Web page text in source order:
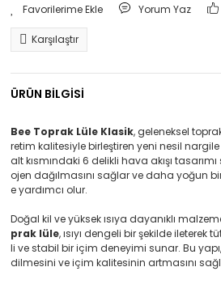
Yorum Yaz
Karşılaştır
ÜRÜN BİLGİSİ
Bee Toprak Lüle Klasik, geleneksel
retim kalitesiyle birleştiren yeni nesil
alt kısmındaki 6 delikli hava akışı
ojen dağılmasını sağlar ve daha yoğun
e yardımcı olur.
Doğal kil ve yüksek ısıya dayanıklı
prak lüle, ısıyı dengeli bir şekilde
li ve stabil bir içim deneyimi sunar. Bu
dilmesini ve içim kalitesinin artmasını